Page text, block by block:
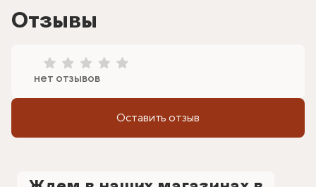
Отзывы
нет отзывов
Оставить отзыв